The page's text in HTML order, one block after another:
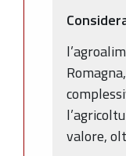
valore,